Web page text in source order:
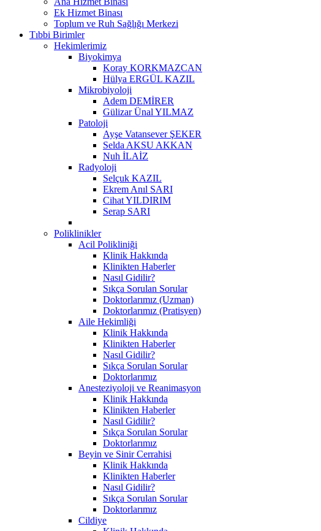
Ek Hizmet Binası
Toplum ve Ruh Sağlığı Merkezi
Tıbbi Birimler
Hekimlerimiz
Biyokimya
Koray KORKMAZCAN
Hülya ERGÜL KAZIL
Mikrobiyoloji
Adem DEMİRER
Gülizar Ünal YILMAZ
Patoloji
Ayşe Vatansever ŞEKER
Selda AKSU AKKAN
Nuh İLAİZ
Radyoloji
Selçuk KAZIL
Ekrem Anıl SARI
Cihat YILDIRIM
Serap SARI
Poliklinikler
Acil Polikliniği
Klinik Hakkında
Klinikten Haberler
Nasıl Gidilir?
Sıkça Sorulan Sorular
Doktorlarımız (Uzman)
Doktorlarımız (Pratisyen)
Aile Hekimliği
Klinik Hakkında
Klinikten Haberler
Nasıl Gidilir?
Sıkça Sorulan Sorular
Doktorlarımız
Anesteziyoloji ve Reanimasyon
Klinik Hakkında
Klinikten Haberler
Nasıl Gidilir?
Sıkça Sorulan Sorular
Doktorlarımız
Beyin ve Sinir Cerrahisi
Klinik Hakkında
Klinikten Haberler
Nasıl Gidilir?
Sıkça Sorulan Sorular
Doktorlarımız
Cildiye